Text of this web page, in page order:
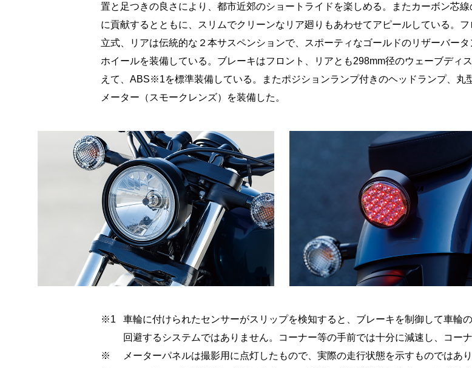
置と足つきの良さにより、都市近郊のショートライドを楽しめる。またカーボン芯
に貢献するとともに、スリムでクリーンなリア廻りもあわせてアピールしている。
立式、リアは伝統的な２本サスペンションで、スポーティなゴールドのリザーバー
ホイールを装備している。ブレーキはフロント、リアとも298mm径のウェーブディ
えて、ABS※1を標準装備している。またポジションランプ付きのヘッドランプ、丸
メーター（スモークレンズ）を装備した。
※1
車輪に付けられたセンサーがスリップを検知すると、ブレーキを制御して車輪
回避するシステムではありません。コーナー等の手前では十分に減速し、コー
※
メーターパネルは撮影用に点灯したもので、実際の走行状態を示すものではあり